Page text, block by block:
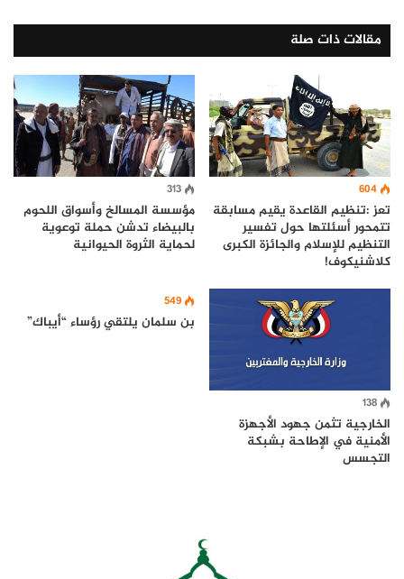
مقالات ذات صلة
604
تعز :تنظيم القاعدة يقيم مسابقة
تتمحور أسئلتها حول تفسير
التنظيم للإسلام والجائزة الكبرى
كلاشنيكوف!
313
مؤسسة المسالخ وأسواق اللحوم
بالبيضاء تدشن حملة توعوية
لحماية الثروة الحيوانية
138
الخارجية تثمن جهود الأجهزة
الأمنية في الإطاحة بشبكة
التجسس
549
بن سلمان يلتقي رؤساء “أيباك”